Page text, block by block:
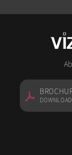
DOWNLOAD